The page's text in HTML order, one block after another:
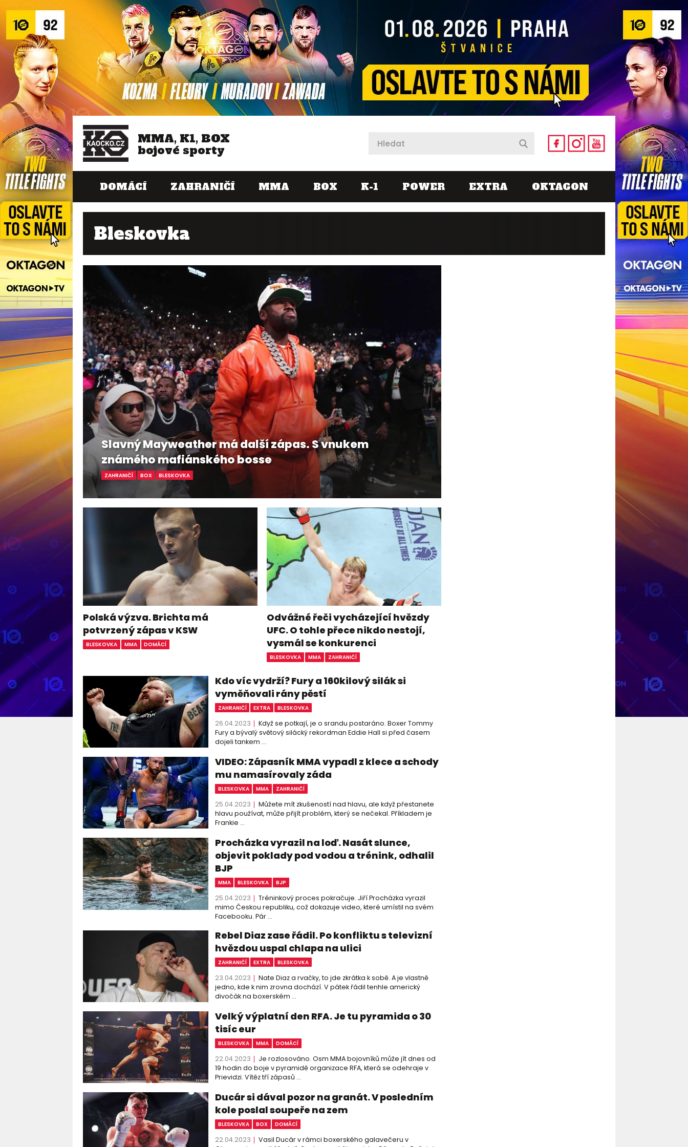
MMA, K1, BOX
bojové sporty
DOMÁCÍ ZAHRANIČÍ MMA BOX K-1 POWER EXTRA OKTAGON
Bleskovka
Slavný Mayweather má další zápas. S vnukem
známého mafiánského bosse
ZAHRANIČÍ BOX BLESKOVKA
Polská výzva. Brichta má
potvrzený zápas v KSW
BLESKOVKA MMA DOMÁCÍ
Odvážné řeči vycházející hvězdy
UFC. O tohle přece nikdo nestojí,
vysmál se konkurenci
BLESKOVKA MMA ZAHRANIČÍ
Kdo víc vydrží? Fury a 160kilový silák si
vyměňovali rány pěstí
ZAHRANIČÍ EXTRA BLESKOVKA
26.04.2023
Když se potkají, je o srandu postaráno. Boxer Tommy
Fury a bývalý světový silácký rekordman Eddie Hall si před časem
dojeli tankem ...
VIDEO: Zápasník MMA vypadl z klece a schody
mu namasírovaly záda
BLESKOVKA MMA ZAHRANIČÍ
25.04.2023
Můžete mít zkušeností nad hlavu, ale když přestanete
hlavu používat, může přijít problém, který se nečekal. Příkladem je
Frankie ...
Procházka vyrazil na loď. Nasát slunce,
objevit poklady pod vodou a trénink, odhalil
BJP
MMA BLESKOVKA BJP
25.04.2023
Tréninkový proces pokračuje. Jiří Procházka vyrazil
mimo Českou republiku, což dokazuje video, které umístil na svém
Facebooku. Pár ...
Rebel Diaz zase řádil. Po konfliktu s televizní
hvězdou uspal chlapa na ulici
ZAHRANIČÍ EXTRA BLESKOVKA
23.04.2023
Nate Diaz a rvačky, to jde zkrátka k sobě. A je vlastně
jedno, kde k nim zrovna dochází. V pátek řádil tenhle americký
divočák na boxerském ...
Velký výplatní den RFA. Je tu pyramida o 30
tisíc eur
BLESKOVKA MMA DOMÁCÍ
22.04.2023
Je rozlosováno. Osm MMA bojovníků může jít dnes od
19 hodin do boje v pyramidě organizace RFA, která se odehraje v
Prievidzi. Vítěz tří zápasů ...
Ducár si dával pozor na granát. V posledním
kole poslal soupeře na zem
BLESKOVKA BOX DOMÁCÍ
22.04.2023
Vasil Ducár v rámci boxerského galavečeru v